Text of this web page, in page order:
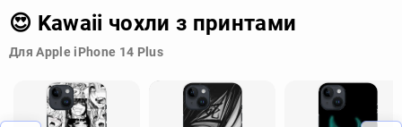
😍 Kawaii чохли з принтами
Для Apple iPhone 14 Plus